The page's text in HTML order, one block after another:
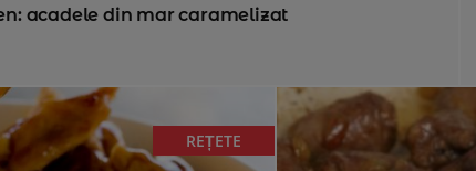
acadele din mar caramelizat
REȚETE